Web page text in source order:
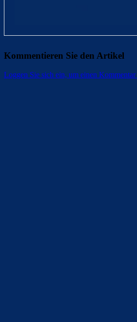
Kommentieren Sie den Artikel
Loggen Sie sich ein, um einen Kommentar